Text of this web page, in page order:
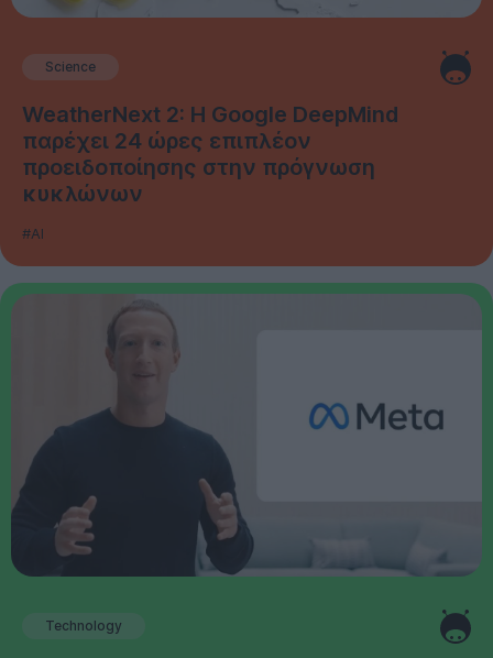
Science
WeatherNext 2: Η Google DeepMind
παρέχει 24 ώρες επιπλέον
προειδοποίησης στην πρόγνωση
κυκλώνων
#AI
Technology